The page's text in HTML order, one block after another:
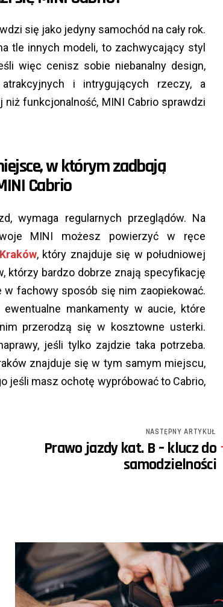
się jako jedyny samochód na cały rok.
tle innych modeli, to zachwycający styl
więc cenisz sobie niebanalny design,
i intrygujących rzeczy, a
funkcjonalność, MINI Cabrio sprawdzi
w którym zadbają
Cabrio
wymaga regularnych przeglądów. Na
MINI możesz powierzyć w ręce
, który znajduje się w południowej
którzy bardzo dobrze znają specyfikację
fachowy sposób się nim zaopiekować.
mankamenty w aucie, które
przerodzą się w kosztowne usterki.
jeśli tylko zajdzie taka potrzeba.
znajduje się w tym samym miejscu,
jeśli masz ochotę wypróbować to Cabrio,
NASTĘPNY ARTYKUŁ
Prawo jazdy kat. B – klucz do
samodzielności